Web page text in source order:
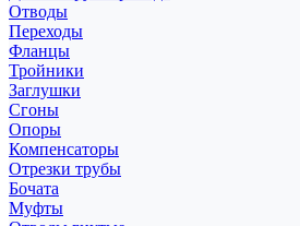
Отводы
Переходы
Фланцы
Тройники
Заглушки
Сгоны
Опоры
Компенсаторы
Отрезки трубы
Бочата
Муфты